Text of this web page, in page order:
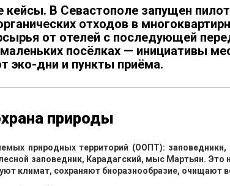
кейсы. В Севастополе запущен
отходов в
от отелей с последующей
посёлках — инициативы
эко-дни и пункты приёма.
природы
природных территорий (ООПТ): заповедники,
заповедник, Карадагский, мыс Мартьян. Это
климат, сохраняют биоразнообразие, очищают